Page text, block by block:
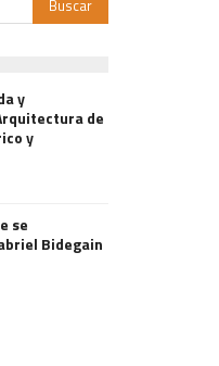
y
de
y
se
Bidegain